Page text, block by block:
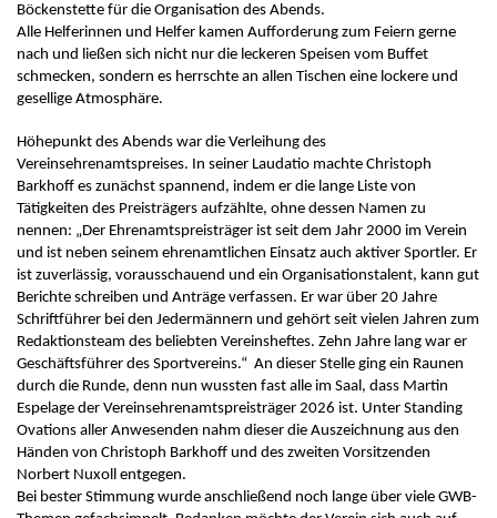
Böckenstette für die Organisation des Abends.
Alle Helferinnen und Helfer kamen Aufforderung zum Feiern gerne
nach und ließen sich nicht nur die leckeren Speisen vom Buffet
schmecken, sondern es herrschte an allen Tischen eine lockere und
gesellige Atmosphäre.
Höhepunkt des Abends war die Verleihung des
Vereinsehrenamtspreises. In seiner Laudatio machte Christoph
Barkhoff es zunächst spannend, indem er die lange Liste von
Tätigkeiten des Preisträgers aufzählte, ohne dessen Namen zu
nennen: „Der Ehrenamtspreisträger ist seit dem Jahr 2000 im Verein
und ist neben seinem ehrenamtlichen Einsatz auch aktiver Sportler. Er
ist zuverlässig, vorausschauend und ein Organisationstalent, kann gut
Berichte schreiben und Anträge verfassen. Er war über 20 Jahre
Schriftführer bei den Jedermännern und gehört seit vielen Jahren zum
Redaktionsteam des beliebten Vereinsheftes. Zehn Jahre lang war er
Geschäftsführer des Sportvereins.“ An dieser Stelle ging ein Raunen
durch die Runde, denn nun wussten fast alle im Saal, dass Martin
Espelage der Vereinsehrenamtspreisträger 2026 ist. Unter Standing
Ovations aller Anwesenden nahm dieser die Auszeichnung aus den
Händen von Christoph Barkhoff und des zweiten Vorsitzenden
Norbert Nuxoll entgegen.
Bei bester Stimmung wurde anschließend noch lange über viele GWB-